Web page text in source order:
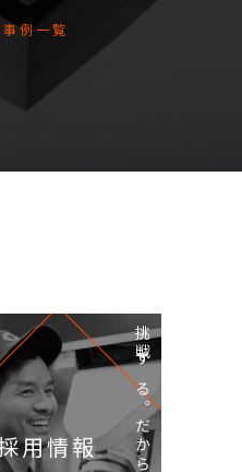
例一覧
用情報